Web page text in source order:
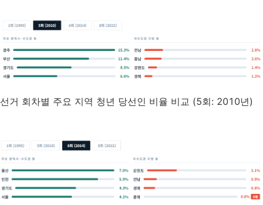
선거 회차별 주요 지역 청년 당선인 비율 비교 (5회: 2010년)